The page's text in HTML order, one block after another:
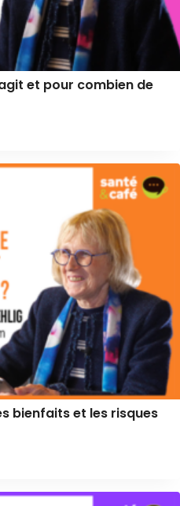
et pour combien de
bienfaits et les risques